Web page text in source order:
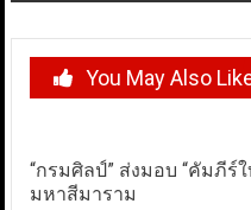
You May Also
“กรมศิลป์” ส่งมอบ “คัมภีร์
มหาสีมาราม